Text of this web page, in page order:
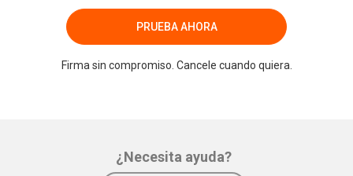
PRUEBA AHORA
Firma sin compromiso. Cancele cuando quiera.
¿Necesita ayuda?